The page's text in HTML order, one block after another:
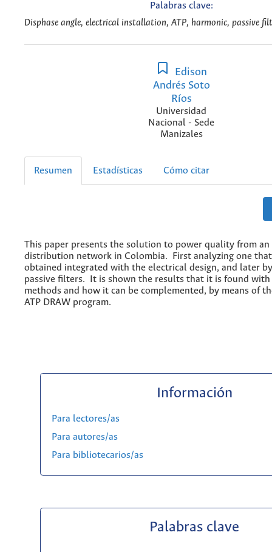
Palabras clave:
Disphase angle, electrical installation, ATP, harmonic, passive
Edison
Andrés Soto
Ríos
Universidad
Nacional - Sede
Manizales
Resumen Estadísticas Cómo citar
This paper presents the solution to power quality from
distribution network in Colombia. First analyzing one that
obtained integrated with the electrical design, and later
passive filters. It is shown the results that it is found
methods and how it can be complemented, by means of
ATP DRAW program.
Información
Para lectores/as
Para autores/as
Para bibliotecarios/as
Palabras clave